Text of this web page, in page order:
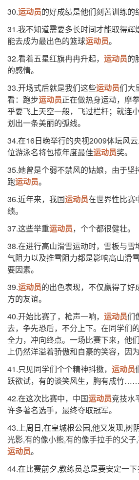
30.运动员的好成绩是他们刻苦训练的
31.我不知道需要多长时间才能取得辉
能去成为最出色的篮球运动员。
32.看着五星红旗冉冉升起， 运动员的
的感情。
33.开场式后就是我们这些运动员们大
看：跑步运动员正在做热身运动，摩
乎要飞上天空一般，飞过栏杆；就连
划出一条美丽的弧线。
34.在16日晚举行的央视2009体坛风
位游泳名将包揽年度最佳运动员奖。
35.她曾是个弱不禁风的姑娘，由于坚
跑运动员。
36.近年来，我国运动员在世界性比赛
绩。
37.这些举重运动员，个个都很健壮。
38.在进行高山滑雪运动时，雪板与雪
气阻力以及推雪阻力都是影响高山滑雪
要因素。
39.运动员的出色表现，不仅赢得了好
方的友谊。
40.开始比赛了，枪声一响， 运动员们
去，争先恐后，不分上下。在同学们
全力，冲向终点。一场比赛下来，他
上仍然洋溢着骄傲和自豪的笑容，因
41.只见同学们个个精神抖擞， 运动员
跃欲试，有的谈笑风生，胸有成竹……
42.在这次比赛中，中国运动员竞技水
许多著名选手，最终夺取冠军。
43.上周日,在皇城根公园,他又发现,树
光影,有的像小熊,有的像手拉手的父
运动员。
44.在比赛前夕,教练员总是要安定一